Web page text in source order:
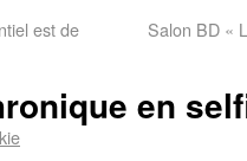
est de
Salon BD «
en